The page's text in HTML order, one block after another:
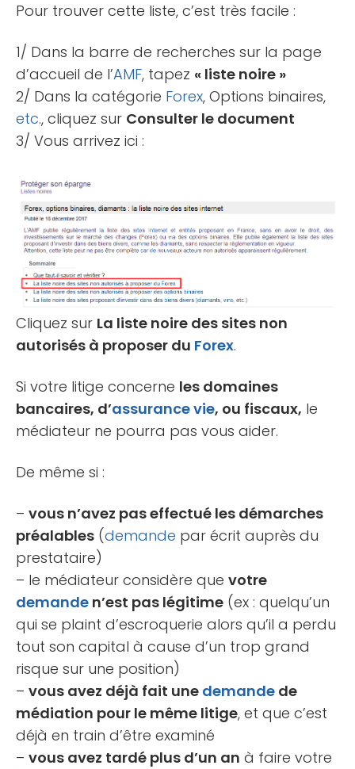
Pour trouver cette liste, c’est très facile :
1/ Dans la barre de recherches sur la page
d’accueil de l’AMF, tapez « liste noire »
2/ Dans la catégorie Forex, Options binaires,
etc., cliquez sur Consulter le document
3/ Vous arrivez ici :
Cliquez sur La liste noire des sites non
autorisés à proposer du Forex.
Si votre litige concerne les domaines
bancaires, d’assurance vie, ou fiscaux, le
médiateur ne pourra pas vous aider.
De même si :
– vous n’avez pas effectué les démarches
préalables (demande par écrit auprès du
prestataire)
– le médiateur considère que votre
demande n’est pas légitime (ex : quelqu’un
qui se plaint d’escroquerie alors qu’il a perdu
tout son capital à cause d’un trop grand
risque sur une position)
– vous avez déjà fait une demande de
médiation pour le même litige, et que c’est
déjà en train d’être examiné
– vous avez tardé plus d’un an à faire votre